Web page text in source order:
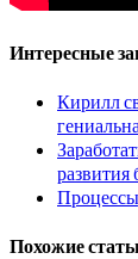
Интересные
Кирилл
развития
Похожие